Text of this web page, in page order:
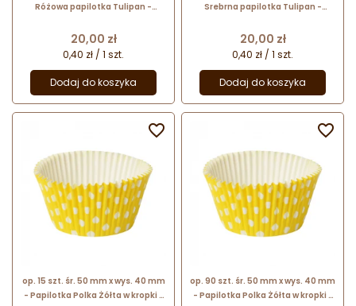
Różowa papilotka Tulipan -
aluminiową do wypieku muffinek
Cena
20,00 zł
0,40 zł / 1 szt.
Dodaj do koszyka
Srebrna papilotka Tulipan -
aluminiową do wypieku muffinek
Cena
20,00 zł
0,40 zł / 1 szt.
Dodaj do koszyka
op. 15 szt. śr. 50 mm x wys. 40 mm
- Papilotka Polka Żółta w kropki -

op. 90 szt. śr. 50 mm x wys. 40 mm
- Papilotka Polka Żółta w kropki -
